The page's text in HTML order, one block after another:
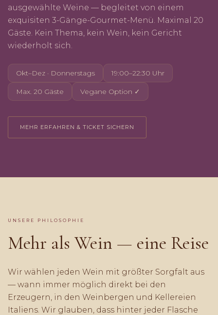
ausgewählte Weine — begleitet von einem
exquisiten 3-Gänge-Gourmet-Menü. Maximal 20
Gäste. Kein Thema, kein Wein, kein Gericht
wiederholt sich.
Okt–Dez · Donnerstags 19:00–22:30 Uhr
Max. 20 Gäste Vegane Option ✓
MEHR ERFAHREN & TICKET SICHERN
UNSERE PHILOSOPHIE
Mehr als Wein — eine Reise
Wir wählen jeden Wein mit größter Sorgfalt aus
— wann immer möglich direkt bei den
Erzeugern, in den Weinbergen und Kellereien
Italiens. Wir glauben, dass hinter jeder Flasche